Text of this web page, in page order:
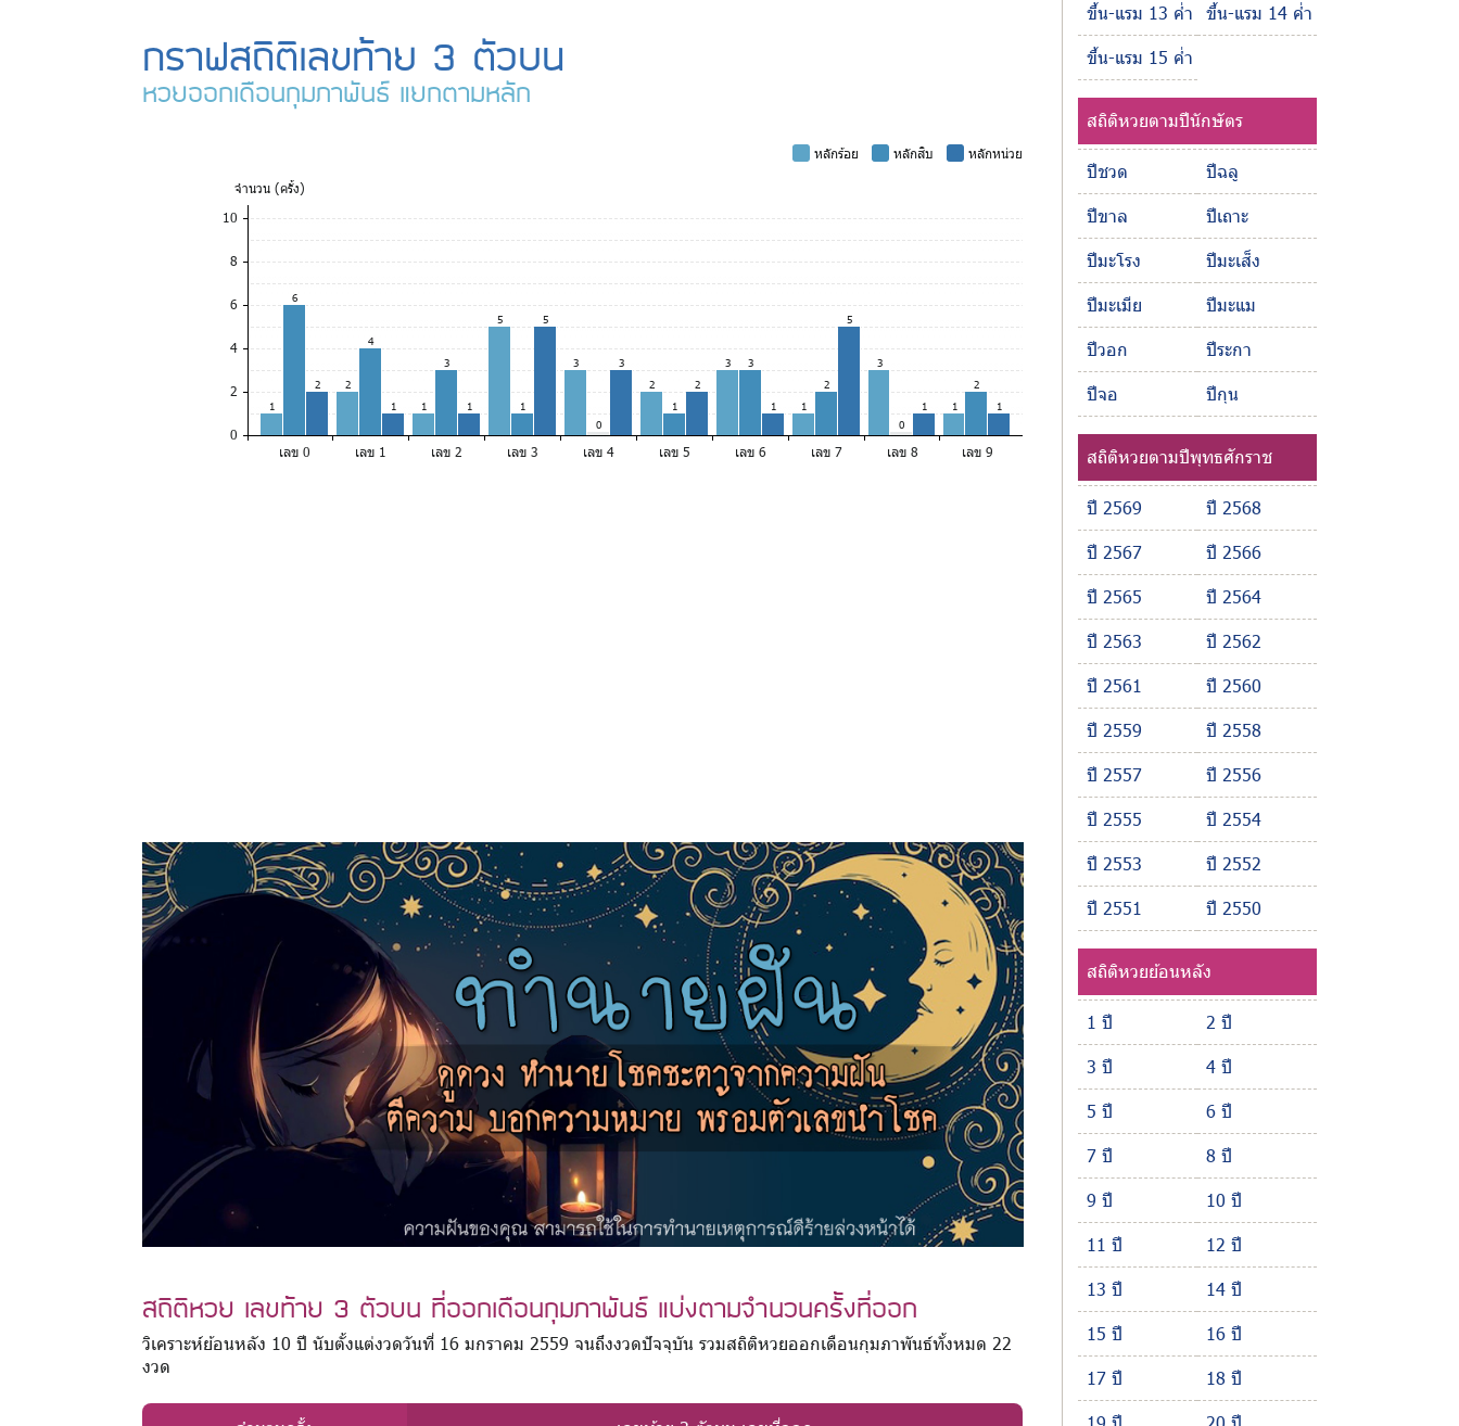
กราฟสถิติเลขท้าย 3 ตัวบน
หวยออกเดือนกุมภาพันธ์ แยกตามหลัก
หลักร้อย หลักสิบ
หลักหน่วย
จำนวน (ครั้ง)
10
8
6
4
2
0
1
6
2 2
4
1 1
3
1
5
1
5
3
0
3
2
1
2
3 3
1 1
2
5
3
0
1 1
2
1
เลข 0 เลข 1 เลข 2 เลข 3 เลข 4 เลข 5 เลข 6 เลข 7 เลข 8 เลข 9
สถิติหวย เลขท้าย 3 ตัวบน ที่ออกเดือนกุมภาพันธ์ แบ่งตามจำนวนครั้งที่ออก
วิเคราะห์ย้อนหลัง 10 ปี นับตั้งแต่งวดวันที่ 16 มกราคม 2559 จนถึงงวดปัจจุบัน รวมสถิติหวยออกเดือนกุมภาพันธ์ทั้งหมด 22
งวด
ขึ้น-แรม 13 ค่ำ
ขึ้น-แรม 14 ค่ำ
ขึ้น-แรม 15 ค่ำ
สถิติหวยตามปีนักษัตร
ปีชวด
ปีฉลู
ปีขาล
ปีเถาะ
ปีมะโรง
ปีมะเส็ง
ปีมะเมีย
ปีมะแม
ปีวอก
ปีระกา
ปีจอ
ปีกุน
สถิติหวยตามปีพุทธศักราช
ปี 2569
ปี 2568
ปี 2567
ปี 2566
ปี 2565
ปี 2564
ปี 2563
ปี 2562
ปี 2561
ปี 2560
ปี 2559
ปี 2558
ปี 2557
ปี 2556
ปี 2555
ปี 2554
ปี 2553
ปี 2552
ปี 2551
ปี 2550
สถิติหวยย้อนหลัง
1 ปี
2 ปี
3 ปี
4 ปี
5 ปี
6 ปี
7 ปี
8 ปี
9 ปี
10 ปี
11 ปี
12 ปี
13 ปี
14 ปี
15 ปี
16 ปี
17 ปี
18 ปี